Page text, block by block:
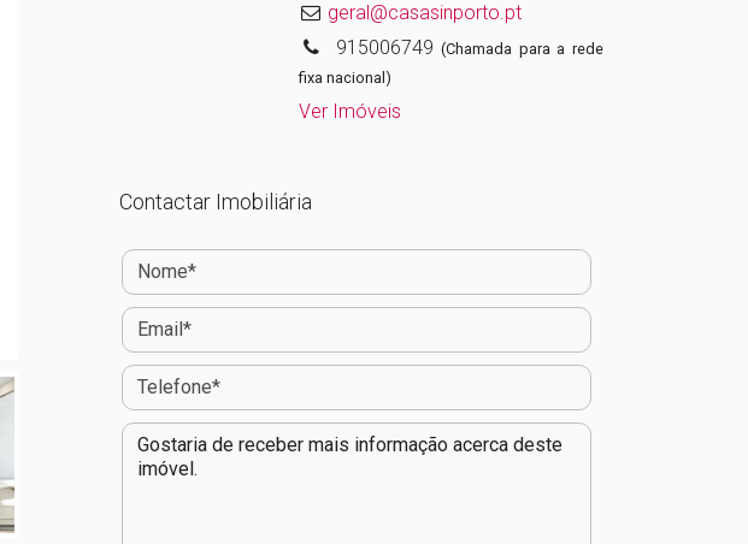
geral@casasinporto.pt
915006749 (Chamada para a rede
fixa nacional)
Ver Imóveis
Contactar Imobiliária